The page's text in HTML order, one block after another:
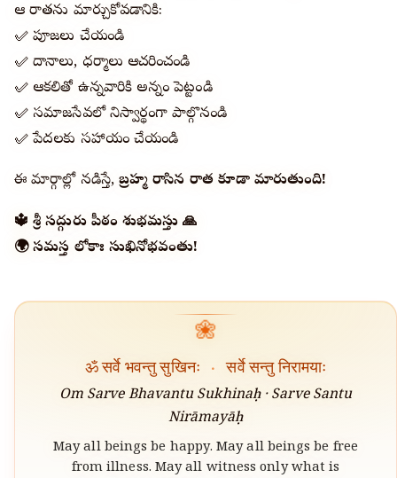
ఆ రాతను మార్చుకోవడానికి:
✅ పూజలు చేయండి
✅ దానాలు, ధర్మాలు ఆచరించండి
✅ ఆకలితో ఉన్నవారికి అన్నం పెట్టండి
✅ సమాజసేవలో నిస్వార్థంగా పాల్గొనండి
✅ పేదలకు సహాయం చేయండి
ఈ మార్గాల్లో నడిస్తే, బ్రహ్మ రాసిన రాత కూడా మారుతుంది!
🔱 శ్రీ సద్గురు పీఠం శుభమస్తు 🙏
🌍 సమస్త లోకాః సుఖినోభవంతు!
❀
ॐ सर्वे भवन्तु सुखिनः · सर्वे सन्तु निरामयाः
Om Sarve Bhavantu Sukhinaḥ · Sarve Santu
Nirāmayāḥ
May all beings be happy. May all beings be free
from illness. May all witness only what is